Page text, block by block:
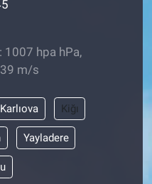
1007 hpa hPa,
m/s
Karlıova Kiğı
Yayladere